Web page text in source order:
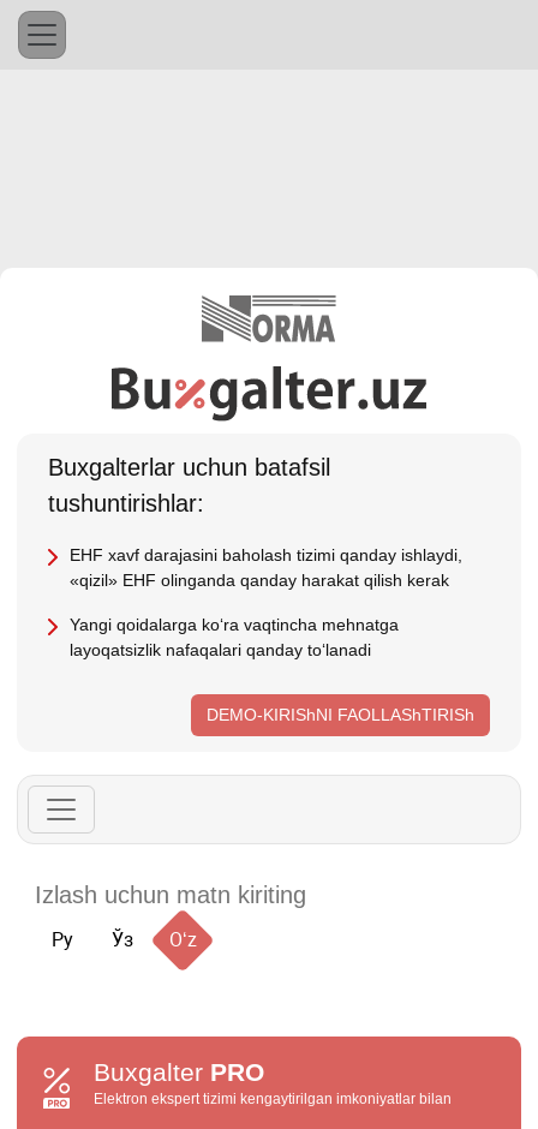
Buхgalterlar uchun batafsil
tushuntirishlar:
EHF хavf darajasini baholash tizimi qanday ishlaydi,
«qizil» EHF olinganda qanday harakat qilish kerak
Yangi qoidalarga koʻra vaqtincha mehnatga
layoqatsizlik nafaqalari qanday toʻlanadi
DEMO-KIRIShNI FAOLLAShTIRISh
Ру Ўз Oʻz
Buxgalter PRO
Elektron ekspert tizimi kengaytirilgan imkoniyatlar bilan